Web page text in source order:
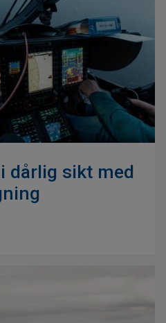
dårlig sikt med